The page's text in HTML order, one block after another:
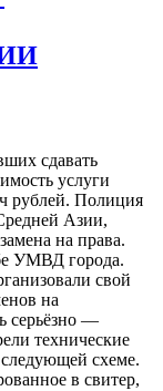
сдавать
услуги
рублей. Полиция
Азии,
на права.
УМВД города.
свой
на
серьёзно —
технические
схеме.
в свитер,